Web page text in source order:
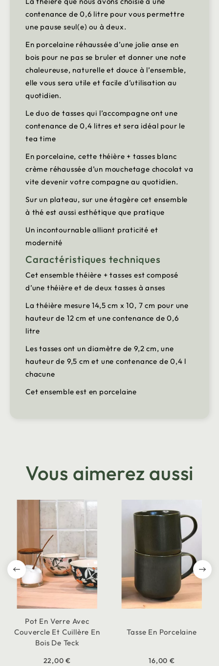
contenance de 0,6 litre pour vous permettre
une pause seul(e) ou à deux.
En porcelaine réhaussée d’une jolie anse en
bois pour ne pas se bruler et donner une note
chaleureuse, naturelle et douce à l’ensemble,
elle vous sera utile et facile d’utilisation au
quotidien.
Le duo de tasses qui l’accompagne ont une
contenance de 0,4 litres et sera idéal pour le
tea time
En porcelaine, cette théière + tasses blanc
crème réhaussée d’un mouchetage chocolat va
vite devenir votre compagne au quotidien.
Sur un plateau, sur une étagère cet ensemble
à thé est aussi esthétique que pratique
Un incontournable alliant praticité et
modernité
Caractéristiques techniques
Cet ensemble théière + tasses est composé
d’une théière et de deux tasses à anses
La théière mesure 14,5 cm x 10, 7 cm pour une
hauteur de 12 cm et une contenance de 0,6
litre
Les tasses ont un diamètre de 9,2 cm, une
hauteur de 9,5 cm et une contenance de 0,4 l
chacune
Cet ensemble est en porcelaine
Vous aimerez aussi
Pot En Verre Avec
Couvercle Et Cuillère En
Bois De Teck
22,00 €
Tasse En Porcelaine
16,00 €